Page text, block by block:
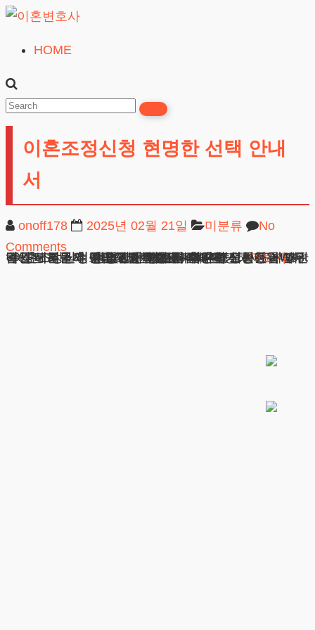
Skip
content
혼
변
호
HOME
이혼조정신청 현명한 선택 안내
서
onoff178 2025년 02월 21일 미분류
No
Comments
이혼조정신청 현명한 선택 안내서 안녕하세요, 법무법인 테헤란의 이혼 전문 변호사입니다. 오늘은 부부간 갈등 해결을 위한 중요한 방안인 ‘이혼조정신청’에 대해 상세히 알려드리고자 합니다. 혼인관계 종료를 고민하시는 분들께 꼭 필요한 정보를 제공해 드리겠습니다. 이혼조정신청 혼인관계 해소의 여러 방식더보기
상호 : 법무법인 테헤란
사업자 : 589-86-01340
대표자 : 이수학
주소 : 서울시 강남구 테헤란로 420, KT선릉타워West 9층
광고책임변호사 : 이수학